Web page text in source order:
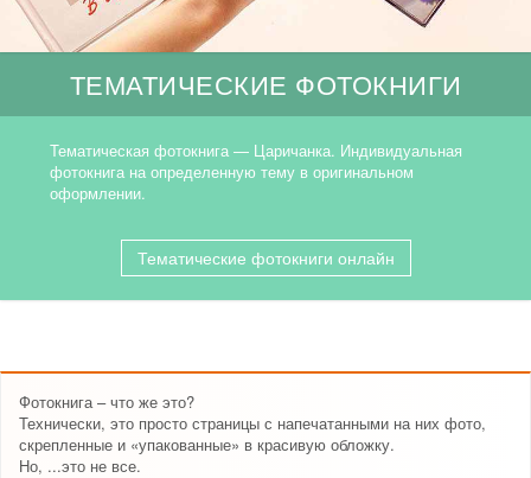
ТЕМАТИЧЕСКИЕ ФОТОКНИГИ
Тематическая фотокнига — Царичанка. Индивидуальная
фотокнига на определенную тему в оригинальном
оформлении.
Тематические фотокниги онлайн
Фотокнига – что же это?
Технически, это просто страницы с напечатанными на них фото,
скрепленные и «упакованные» в красивую обложку.
Но, ...это не все.